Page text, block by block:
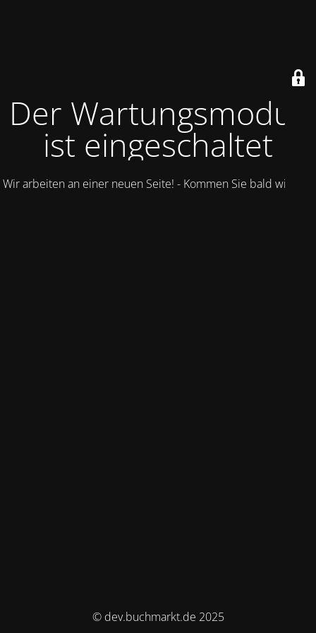
Der Wartungsmodus
ist eingeschaltet
Wir arbeiten an einer neuen Seite! - Kommen Sie bald wieder.
© dev.buchmarkt.de 2025